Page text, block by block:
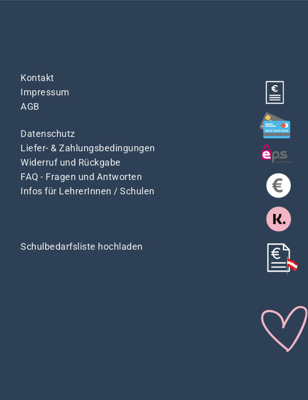
Kontakt
Impressum
AGB
Datenschutz
Liefer- & Zahlungsbedingungen
Widerruf und Rückgabe
FAQ - Fragen und Antworten
Infos für LehrerInnen / Schulen
Schulbedarfsliste hochladen